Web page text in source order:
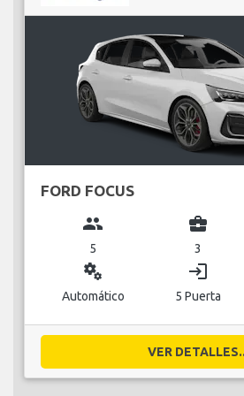
FORD FOCUS
group
5
business_center
3
miscellaneous_services
Automático
login
5 Puerta
VER